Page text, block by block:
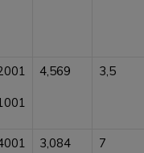
4,569 3,5
3,084 7